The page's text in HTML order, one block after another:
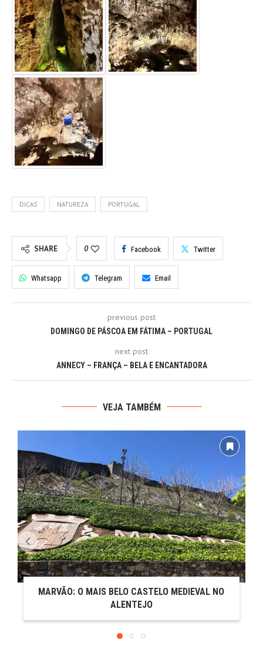
DICAS NATUREZA PORTUGAL
SHARE 0 Facebook Twitter
Whatsapp Telegram Email
previous post
DOMINGO DE PÁSCOA EM FÁTIMA – PORTUGAL
next post
ANNECY – FRANÇA – BELA E ENCANTADORA
VEJA TAMBÉM
MARVÃO: O MAIS BELO CASTELO MEDIEVAL NO
ALENTEJO